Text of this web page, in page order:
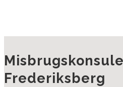
Frederiksberg